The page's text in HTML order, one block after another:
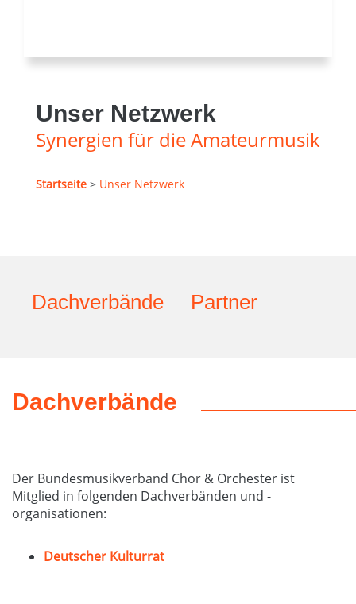
Unser Netzwerk
Synergien für die Amateurmusik
Startseite > Unser Netzwerk
Dachverbände Partner
Dachverbände
Der Bundesmusikverband Chor & Orchester ist
Mitglied in folgenden Dachverbänden und -
organisationen:
Deutscher Kulturrat